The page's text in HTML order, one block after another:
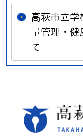
高萩市立学
量管理・健
て